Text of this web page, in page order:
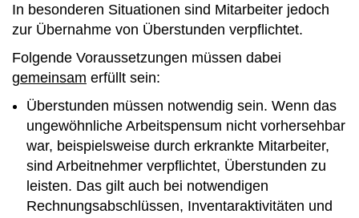
In besonderen Situationen sind Mitarbeiter jedoch
zur Übernahme von Überstunden verpflichtet.
Folgende Voraussetzungen müssen dabei
gemeinsam erfüllt sein:
Überstunden müssen notwendig sein. Wenn das
ungewöhnliche Arbeitspensum nicht vorhersehbar
war, beispielsweise durch erkrankte Mitarbeiter,
sind Arbeitnehmer verpflichtet, Überstunden zu
leisten. Das gilt auch bei notwendigen
Rechnungsabschlüssen, Inventaraktivitäten und